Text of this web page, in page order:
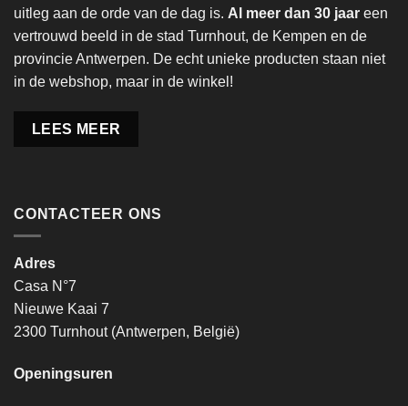
uitleg aan de orde van de dag is. Al meer dan 30 jaar een
vertrouwd beeld in de stad Turnhout, de Kempen en de
provincie Antwerpen. De echt unieke producten staan niet
in de webshop, maar in de winkel!
LEES MEER
CONTACTEER ONS
Adres
Casa N°7
Nieuwe Kaai 7
2300 Turnhout (Antwerpen, België)
Openingsuren